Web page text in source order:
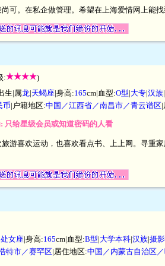
可。在私企做管理。希望在上海爱情网上能
:
)
生|属龙|天蝎座|身高:165cm|血型:O型|大专|汉族|
币|户籍地区:中国／江西省／南昌市／青云谱区
只给星级会员或知道密码的人看
游喜欢运动，也喜欢看点书、上上网。寻重
处女座|身高:165cm|血型:B型|大学本科|汉族|摄
特市／赛罕区|居住地区:中国／内蒙古自治区